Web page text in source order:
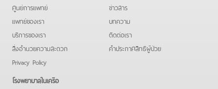
ศูนย์การแพทย์
แพทย์ของเรา
บริการของเรา
สิ่งอำนวยความสะดวก
Privacy Policy
ข่าวสาร
บทความ
ติดต่อเรา
คําประกาศสิทธิผู้ป่วย
โรงพยาบาลในเครือ